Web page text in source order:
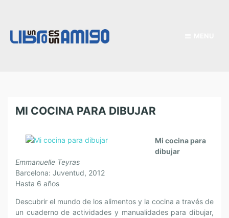
MI COCINA PARA DIBUJAR
Mi cocina para
dibujar
Emmanuelle Teyras
Barcelona: Juventud, 2012
Hasta 6 años
Descubrir el mundo de los alimentos y la cocina a través de
un cuaderno de actividades y manualidades para dibujar,